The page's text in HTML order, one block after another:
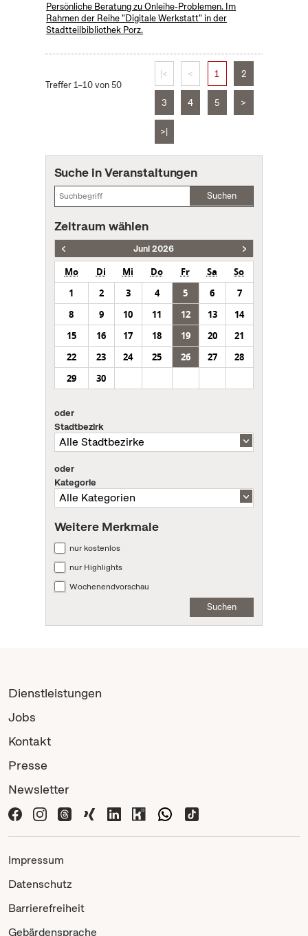
Persönliche Beratung zu Onleihe-Problemen. Im
Rahmen der Reihe "Digitale Werkstatt" in der
Stadtteilbibliothek Porz.
Treffer 1–10 von 50
|< < 1 2
3 4 5 >
>|
Suche in Veranstaltungen
Suchen
Zeitraum wählen
Juni 2026
Mo Di Mi Do Fr Sa
So
1
2 3 4 5 6
7
8
9 10 11 12 13
14
15
16 17 18 19 20
21
22
23 24 25 26 27
28
29
30
oder
Stadtbezirk
oder
Kategorie
Weitere Merkmale
nur kostenlos
nur Highlights
Wochenendvorschau
Suchen
Dienstleistungen
Jobs
Kontakt
Presse
Newsletter
Impressum
Datenschutz
Barrierefreiheit
Gebärdensprache